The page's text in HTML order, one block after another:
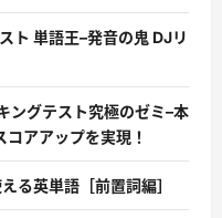
ト 単語王–発音の鬼 DJリ
ングテスト究極のゼミ–本
アアップを実現！
る英単語［前置詞編］